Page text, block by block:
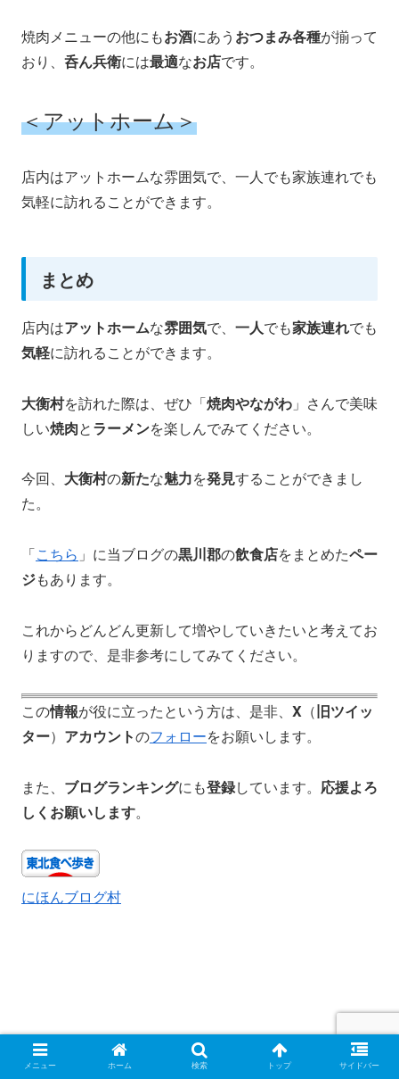
焼肉メニューの他にもお酒にあう おつまみ各種が揃って
おり、 呑ん兵衛には最適なお店です。
＜アットホーム＞
店内はアットホームな雰囲気で、一人でも家族連れでも
気軽に訪れることができます。
まとめ
店内はアットホームな雰囲気で、 一人でも家族連れでも
気軽に訪れることができます。
大衡村を訪れた際は、ぜひ「焼肉やながわ 」さんで美味
しい焼肉とラーメンを楽しんでみてください。
今回、 大衡村の新たな魅力を発見することができまし
た。
「こちら 」に当ブログの黒川郡の飲食店をまとめたペー
ジもあります。
これからどんどん更新して増やしていきたいと考えてお
りますので、是非参考にしてみてください。
この情報が役に立ったという方は、是非、 X （旧ツイッ
ター） アカウントのフォローをお願いします。
また、 ブログランキングにも登録しています。 応援よろ
しくお願いします。
にほんブログ村
メニュー ホーム 検索 トップ サイドバー